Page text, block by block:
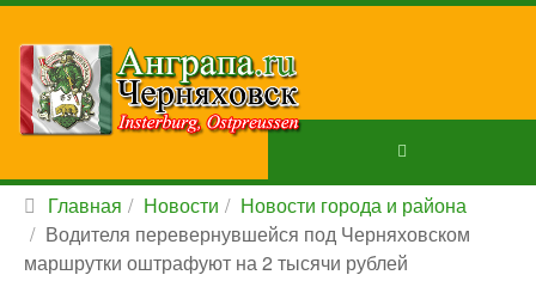
Главная Новости
Новости города и района
Водителя перевернувшейся под Черняховском
маршрутки оштрафуют на 2 тысячи рублей